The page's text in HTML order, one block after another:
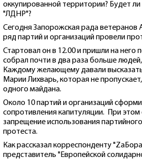
оккупированной территории? Будет
"ЛДНР"?
Сегодня Запорожская рада ветеранов
ряд партий и организаций провели
Стартовал он в 12.00 и пришли на него
собрал почти в два раза больше
Каждому желающему давали
Марии Лихварь, которая не
одного майдана.
Около 10 партий и организаций
сопротивления капитуляции. При этом
запрещение использования
протеста.
Как рассказал корреспонденту
представитель "Европейской